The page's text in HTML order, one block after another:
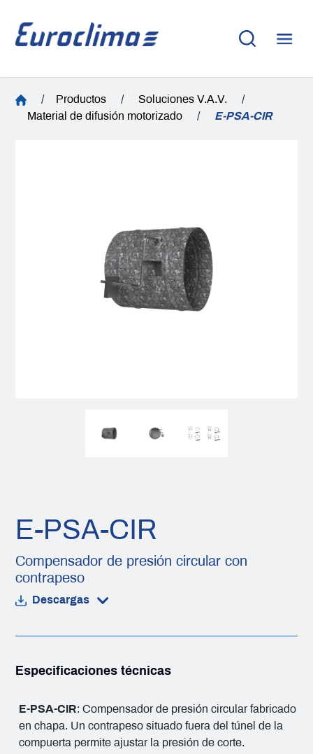
/ Productos / Soluciones V.A.V.
/
Material de difusión motorizado
/ E-PSA-CIR
E-PSA-CIR
Compensador de presión circular con
contrapeso
Descargas
Especificaciones técnicas
E-PSA-CIR: Compensador de presión circular fabricado
en chapa. Un contrapeso situado fuera del túnel de la
compuerta permite ajustar la presión de corte.